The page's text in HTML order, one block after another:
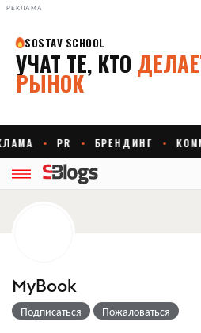
РЕКЛАМА
MyBook
Подписаться Пожаловаться